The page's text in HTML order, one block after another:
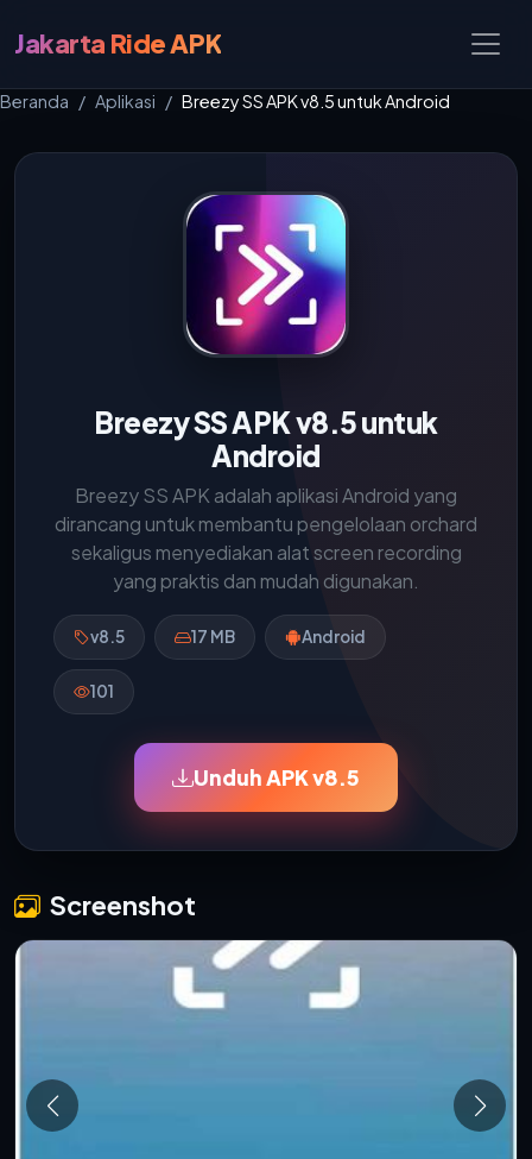
Jakarta Ride APK
Beranda Aplikasi Breezy SS APK v8.5 untuk Android
Breezy SS APK v8.5 untuk
Android
Breezy SS APK adalah aplikasi Android yang
dirancang untuk membantu pengelolaan orchard
sekaligus menyediakan alat screen recording
yang praktis dan mudah digunakan.
v8.5 17 MB Android
101
Unduh APK v8.5
Screenshot